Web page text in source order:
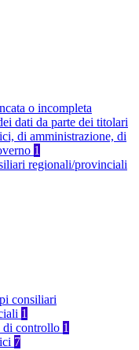
o incompleta
dati da parte dei titolari
di amministrazione, di
1
regionali/provinciali
consiliari
1
di controllo 1
7